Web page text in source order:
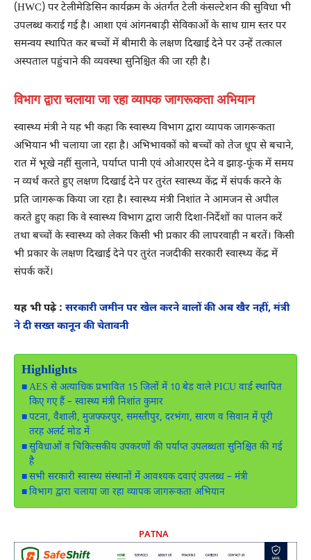
(HWC) पर टेलीमेडिसिन कार्यक्रम के अंतर्गत टेली कंसल्टेशन की सुविधा भी
उपलब्ध कराई गई है। आशा एवं आंगनबाड़ी सेविकाओं के साथ ग्राम स्तर पर
समन्वय स्थापित कर बच्चों में बीमारी के लक्षण दिखाई देने पर उन्हें तत्काल
अस्पताल पहुंचाने की व्यवस्था सुनिश्चित की जा रही है।
विभाग द्वारा चलाया जा रहा व्यापक जागरूकता अभियान
स्वास्थ्य मंत्री ने यह भी कहा कि स्वास्थ्य विभाग द्वारा व्यापक जागरूकता
अभियान भी चलाया जा रहा है। अभिभावकों को बच्चों को तेज धूप से बचाने,
रात में भूखे नहीं सुलाने, पर्याप्त पानी एवं ओआरएस देने व झाड़-फूंक में समय
न व्यर्थ करते हुए लक्षण दिखाई देने पर तुरंत स्वास्थ्य केंद्र में संपर्क करने के
प्रति जागरूक किया जा रहा है। स्वास्थ्य मंत्री निशांत ने आमजन से अपील
करते हुए कहा कि वे स्वास्थ्य विभाग द्वारा जारी दिशा-निर्देशों का पालन करें
तथा बच्चों के स्वास्थ्य को लेकर किसी भी प्रकार की लापरवाही न बरतें। किसी
भी प्रकार के लक्षण दिखाई देने पर तुरंत नजदीकी सरकारी स्वास्थ्य केंद्र में
संपर्क करें।
यह भी पढ़े : सरकारी जमीन पर खेल करने वालों की अब खैर नहीं, मंत्री
ने दी सख्त कानून की चेतावनी
Highlights
AES से अत्याधिक प्रभावित 15 जिलों में 10 बेड वाले PICU वार्ड स्थापित
किए गए हैं – स्वास्थ्य मंत्री निशांत कुमार
पटना, वैशाली, मुजफ्फरपुर, समस्तीपुर, दरभंगा, सारण व सिवान में पूरी
तरह अलर्ट मोड में
सुविधाओं व चिकित्सकीय उपकरणों की पर्याप्त उपलब्धता सुनिश्चित की गई
है
सभी सरकारी स्वास्थ्य संस्थानों में आवश्यक दवाएं उपलब्ध – मंत्री
विभाग द्वारा चलाया जा रहा व्यापक जागरूकता अभियान
PATNA